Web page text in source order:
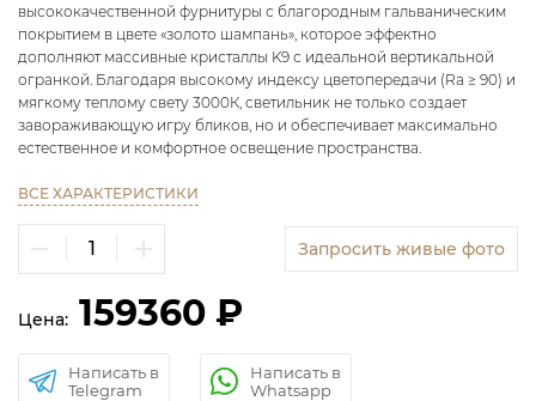
высококачественной фурнитуры с благородным гальваническим
покрытием в цвете «золото шампань», которое эффектно
дополняют массивные кристаллы K9 с идеальной вертикальной
огранкой. Благодаря высокому индексу цветопередачи (Ra ≥ 90) и
мягкому теплому свету 3000К, светильник не только создает
завораживающую игру бликов, но и обеспечивает максимально
естественное и комфортное освещение пространства.
ВСЕ ХАРАКТЕРИСТИКИ
Запросить живые фото
Цена: 159360 ₽
Написать в
Telegram
Написать в
Whatsapp